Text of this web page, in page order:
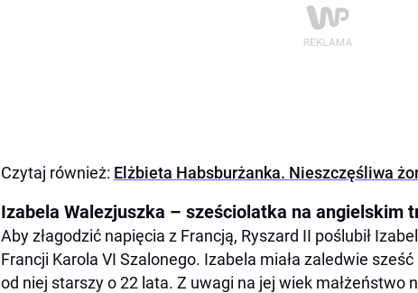
Czytaj również: Elżbieta Habsburżanka. Nieszczęśliwa
Izabela Walezjuszka – sześciolatka na angielskim
Aby złagodzić napięcia z Francją, Ryszard II poślubił
Francji Karola VI Szalonego. Izabela miała zaledwie
od niej starszy o 22 lata. Z uwagi na jej wiek małżeństwo